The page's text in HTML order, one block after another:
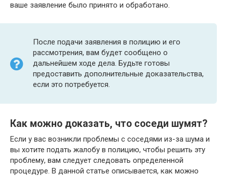
ваше заявление было принято и обработано.
После подачи заявления в полицию и его
рассмотрения, вам будет сообщено о
дальнейшем ходе дела. Будьте готовы
предоставить дополнительные доказательства,
если это потребуется.
Как можно доказать, что соседи шумят?
Если у вас возникли проблемы с соседями из-за шума и
вы хотите подать жалобу в полицию, чтобы решить эту
проблему, вам следует следовать определенной
процедуре. В данной статье описывается, как можно